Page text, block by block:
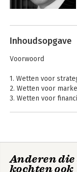
Andere
Assen
Operational
Excellence
Inhoudsopgave
Voorwoord
1. Wetten voor
2. Wetten voor
3. Wetten voor
8. Wetten voor
management
Anderen
kochten ook